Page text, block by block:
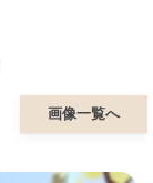
画像一覧へ